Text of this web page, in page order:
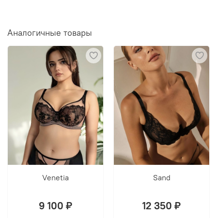
Аналогичные товары
Venetia
9 100 ₽
Sand
12 350 ₽